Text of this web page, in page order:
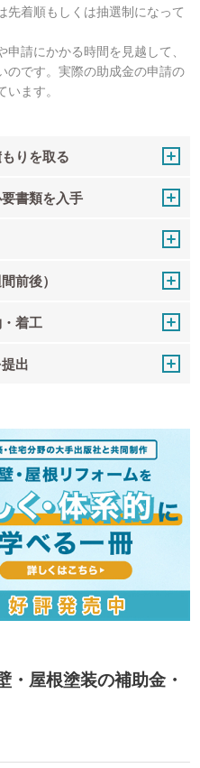
先着順もしくは抽選制になって
請にかかる時間を見越して、
のです。実際の助成金の申請の
ます。
りを取る
書類を入手
前後）
着工
出
・屋根塗装の補助金・